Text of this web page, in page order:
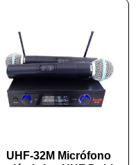
UHF-32M Micrófono